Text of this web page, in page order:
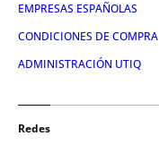
EMPRESAS ESPAÑOLAS
CONDICIONES DE COMPRA
ADMINISTRACIÓN UTIQ
Redes